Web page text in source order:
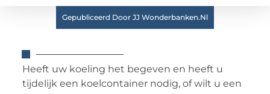
Gepubliceerd Door JJ Wonderbanken.nl
Heeft uw koeling het begeven en heeft u
tijdelijk een koelcontainer nodig, of wilt u een